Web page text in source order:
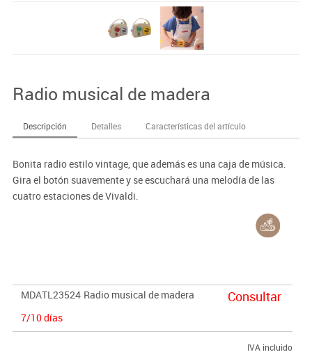
Radio musical de madera
Descripción Detalles Características del artículo
Bonita radio estilo vintage, que además es una caja de música.
Gira el botón suavemente y se escuchará una melodía de las
cuatro estaciones de Vivaldi.
MDATL23524 Radio musical de madera
7/10 días
Consultar
IVA incluido